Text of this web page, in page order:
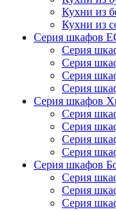
Кухни из
Кухни из
Серия шкафов
Серия
Серия
Серия
Серия
Серия шкафов
Серия
Серия
Серия
Серия
Серия шкафов
Серия
Серия
Серия